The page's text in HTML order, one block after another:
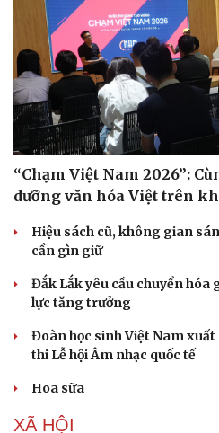
“Chạm Việt Nam 2026”:
dưỡng văn hóa Việt trên
Hiệu sách cũ, không gian
cần gìn giữ
Đắk Lắk yêu cầu chuyển
lực tăng trưởng
Đoàn học sinh Việt Nam xuất
thi Lễ hội Âm nhạc quốc tế
Hoa sữa
XÃ HỘI